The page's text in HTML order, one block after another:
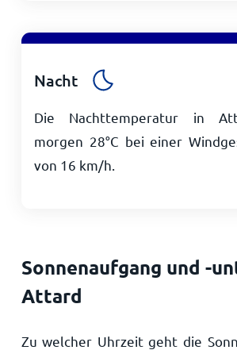
Nacht
Die Nachttemperatur in
morgen 28°C bei einer
von 16 km/h
Sonnenaufgang und -
Attard
Zu welcher Uhrzeit geht die